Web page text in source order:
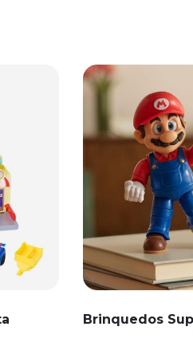
Brinquedos